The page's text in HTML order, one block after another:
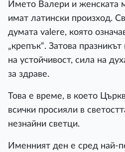
Името Валери и женската
имат латински произход.
думата valere, която
„крепък“. Затова
на устойчивост, сила на
за здраве.
Това е време, в което
всички просияли в
незнайни светци.
Именният ден е сред най-